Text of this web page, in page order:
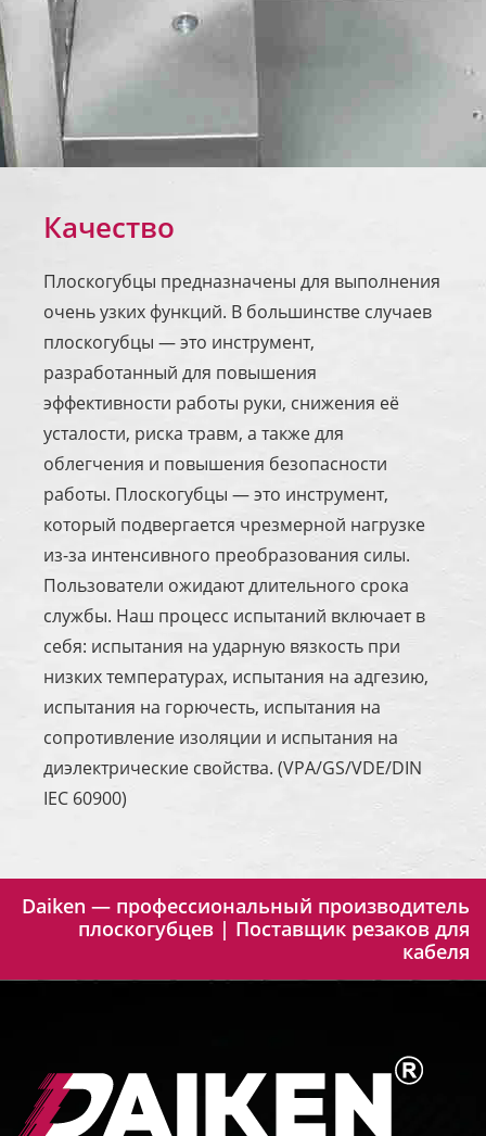
Качество
Плоскогубцы предназначены для выполнения
очень узких функций. В большинстве случаев
плоскогубцы — это инструмент,
разработанный для повышения
эффективности работы руки, снижения её
усталости, риска травм, а также для
облегчения и повышения безопасности
работы. Плоскогубцы — это инструмент,
который подвергается чрезмерной нагрузке
из-за интенсивного преобразования силы.
Пользователи ожидают длительного срока
службы. Наш процесс испытаний включает в
себя: испытания на ударную вязкость при
низких температурах, испытания на адгезию,
испытания на горючесть, испытания на
сопротивление изоляции и испытания на
диэлектрические свойства. (VPA/GS/VDE/DIN
IEC 60900)
Daiken — профессиональный производитель
плоскогубцев | Поставщик резаков для
кабеля